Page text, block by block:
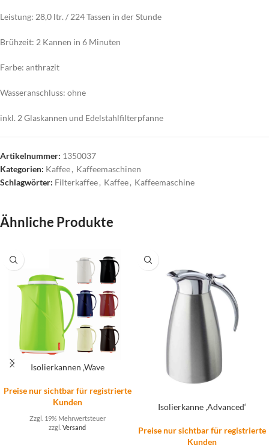
Leistung: 28,0 ltr. / 224 Tassen in der Stunde
Brühzeit: 2 Kannen in 6 Minuten
Farbe: anthrazit
Wasseranschluss: ohne
inkl. 2 Glaskannen und Edelstahlfilterpfanne
Artikelnummer: 1350037
Kategorien: Kaffee, Kaffeemaschinen
Schlagwörter: Filterkaffee, Kaffee, Kaffeemaschine
Ähnliche Produkte
Isolierkannen ‚Wave
Preise nur sichtbar für registrierte
Kunden
Zzgl. 19% Mehrwertsteuer
zzgl. Versand
Isolierkanne ‚Advanced‘
Preise nur sichtbar für registrierte
Kunden